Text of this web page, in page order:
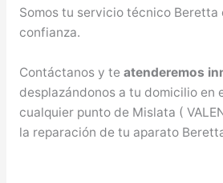
Somos tu servicio técnico Beretta
confianza.
Contáctanos y te atenderemos
desplazándonos a tu domicilio en
cualquier punto de Mislata (
la reparación de tu aparato